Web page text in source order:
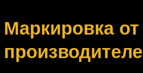
Маркировка от